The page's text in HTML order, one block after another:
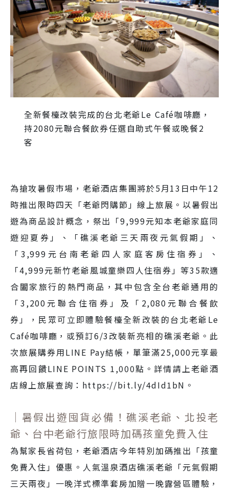
全新餐檯改裝完成的台北老爺Le Café咖啡廳，
持2080元聯合餐飲券任選自助式午餐或晚餐2
客
為搶攻暑假市場，老爺酒店集團將於5月13日中午12
時推出限時四天「老爺閃購節」線上旅展。以暑假出
遊為商品設計概念，祭出「9,999元知本老爺家庭同
遊迎夏券」、「礁溪老爺三天兩夜元氣假期」、
「3,999元台南老爺四人家庭客房住宿券」、
「4,999元新竹老爺風城童樂四人住宿券」等35款適
合闔家旅行的熱門商品，其中包含全台老爺通用的
「3,200元聯合住宿券」及「2,080元聯合餐飲
券」，民眾可立即體驗餐檯全新改裝的台北老爺Le
Café咖啡廳，或預訂6/3改裝新亮相的礁溪老爺。此
次旅展購券用LINE Pay結帳，單筆滿25,000元享最
高再回饋LINE POINTS 1,000點。詳情請上老爺酒
店線上旅展查詢：https://bit.ly/4dId1bN。
｜暑假出遊囤貨必備！礁溪老爺、北投老
爺、台中老爺行旅限時加碼孩童免費入住
為幫家長省荷包，老爺酒店今年特別加碼推出「孩童
免費入住」優惠。人氣溫泉酒店礁溪老爺「元氣假期
三天兩夜」一晚洋式標準套房加贈一晚露營區體驗，